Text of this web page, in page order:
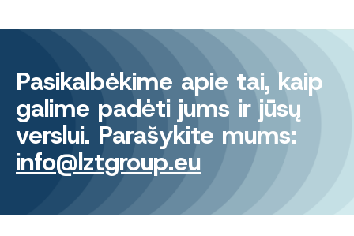
Pasikalbėkime apie tai, kaip
galime padėti jums ir jūsų
verslui. Parašykite mums:
info@lztgroup.eu